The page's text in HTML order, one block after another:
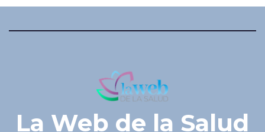
La Web de la Salud